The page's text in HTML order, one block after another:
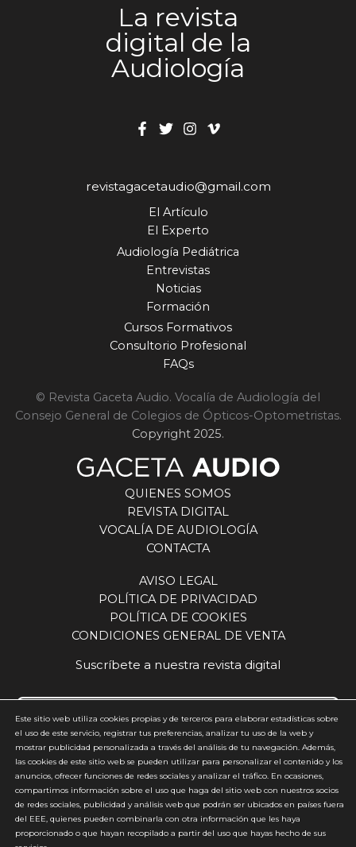
La revista
digital de la
Audiología
revistagacetaudio@gmail.com
El Artículo
El Experto
Audiología Pediátrica
Entrevistas
Noticias
Formación
Cursos Formativos
Consultorio Profesional
FAQs
© Revista Gaceta Audio. Vocalía de Audiología del
Consejo General de Colegios de Ópticos-Optometristas.
Copyright 2025.
QUIENES SOMOS
REVISTA DIGITAL
VOCALÍA DE AUDIOLOGÍA
CONTACTA
AVISO LEGAL
POLÍTICA DE PRIVACIDAD
POLÍTICA DE COOKIES
CONDICIONES GENERAL DE VENTA
Suscríbete a nuestra revista digital
Acepto y estoy de acuerdo con lapolítica de privacidad(requerido)
*
Este sitio web utiliza cookies propias y de terceros para elaborar estadísticas sobre
el uso de este servicio, registrar tus preferencias, analizar tu uso de la web y
mostrar publicidad personalizada a través del análisis de tu navegación. Además,
las cookies de este sitio web se pueden utilizar para personalizar el contenido y los
anuncios, ofrecer funciones de redes sociales y analizar el tráfico. En ocasiones,
compartimos información sobre el uso que haga del sitio web con nuestros socios
de redes sociales, publicidad y análisis web que podrán ser ubicados en países fuera
del EEE, quienes pueden combinarla con otra información que les haya
proporcionado o que hayan recopilado a partir del uso que hayas hecho de sus